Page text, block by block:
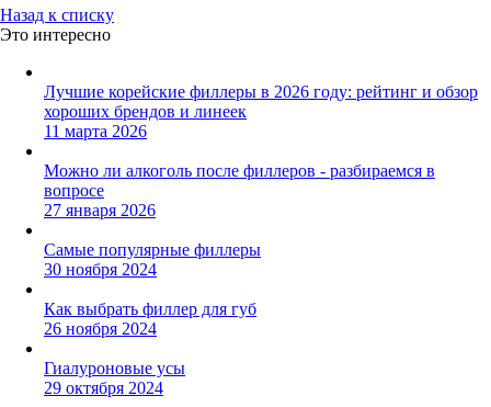
Назад к списку
Это интересно
Лучшие корейские филлеры в 2026 году: рейтинг и обзор
хороших брендов и линеек
11 марта 2026
Можно ли алкоголь после филлеров - разбираемся в
вопросе
27 января 2026
Самые популярные филлеры
30 ноября 2024
Как выбрать филлер для губ
26 ноября 2024
Гиалуроновые усы
29 октября 2024